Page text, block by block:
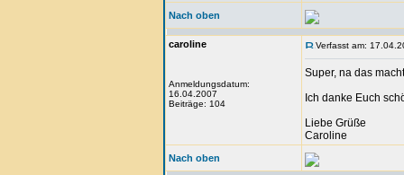
Nach oben
caroline
Anmeldungsdatum:
16.04.2007
Beiträge: 104
Verfasst am:
Super, na das
Ich danke Euch
Liebe Grüße
Caroline
Nach oben